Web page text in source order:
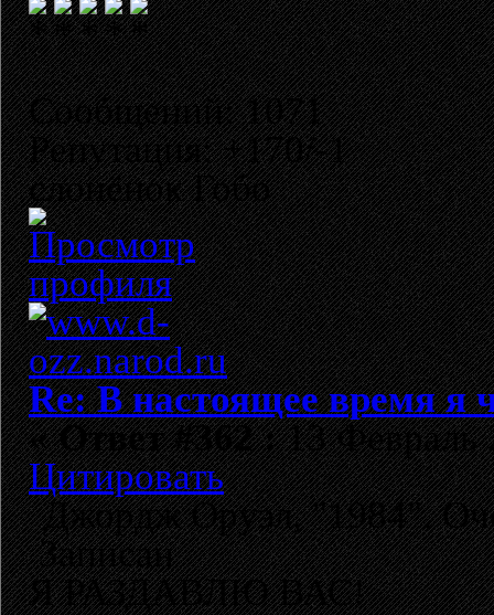
Сообщений: 1071
Репутация: +170/-1
слонёнок Гобо
Re: В настоящее время я
«Ответ #362 :13 Февраль
Цитировать
Джордж Оруэл, "1984".
Записан
Я РАЗДАВЛЮ ВАС!